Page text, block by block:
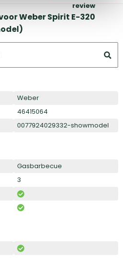
review
Weber Spirit E-320
Weber
46415064
0077924029332-showmodel
Gasbarbecue
3